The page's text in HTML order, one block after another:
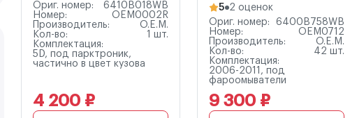
Ориг. номер:
6410B018WB
Номер:
OEM0002R
Производитель:
O.E.M.
Кол-во:
1 шт.
Комплектация:
5D, под парктроник,
частично в цвет кузова
4 200 ₽
5 2 оценок
Ориг. номер:
6400B758WB
Номер:
OEM0712
Производитель:
O.E.M.
Кол-во:
42 шт.
Комплектация:
2006-2011, под
фароомыватели
9 300 ₽